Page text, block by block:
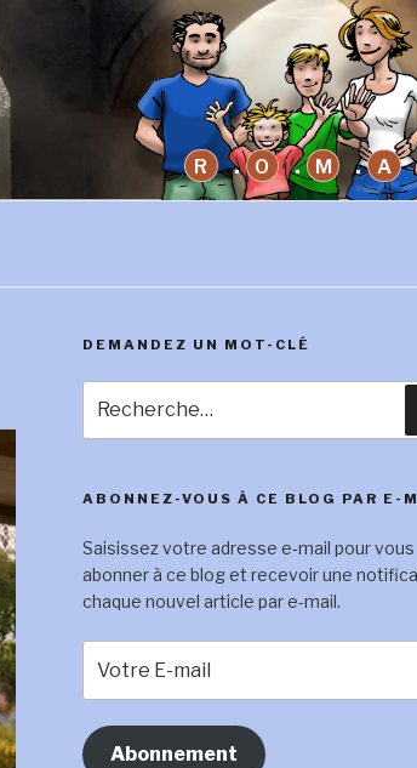
R O M A
DEMANDEZ UN MOT-CLÉ
pour
:
ABONNEZ-VOUS À CE BLOG PAR E-
Saisissez votre adresse e-mail pour vous
abonner à ce blog et recevoir une
chaque nouvel article par e-mail.
mail
Abonnement